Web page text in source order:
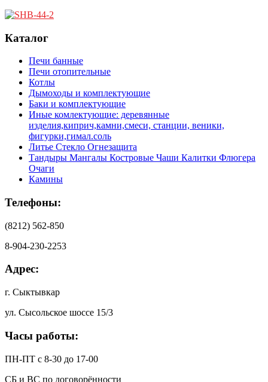
Каталог
Печи банные
Печи отопительные
Котлы
Дымоходы и комплектующие
Баки и комплектующие
Иные комлектующие: деревянные
изделия,киприч,камни,смеси, станции, веники,
фигурки,гимал.соль
Литье Стекло Огнезащита
Тандыры Мангалы Костровые Чаши Калитки Флюгера
Очаги
Камины
Телефоны:
(8212) 562-850
8-904-230-2253
Адрес:
г. Сыктывкар
ул. Сысольское шоссе 15/3
Часы работы:
ПН-ПТ с 8-30 до 17-00
СБ и ВС по договорённости